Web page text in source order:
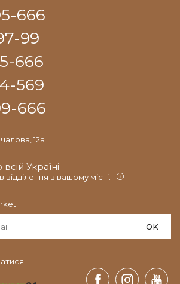
666
99
666
569
666
12а
Україні
в вашому місті.
OK